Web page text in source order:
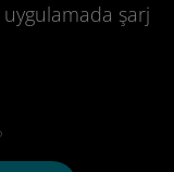
şarj